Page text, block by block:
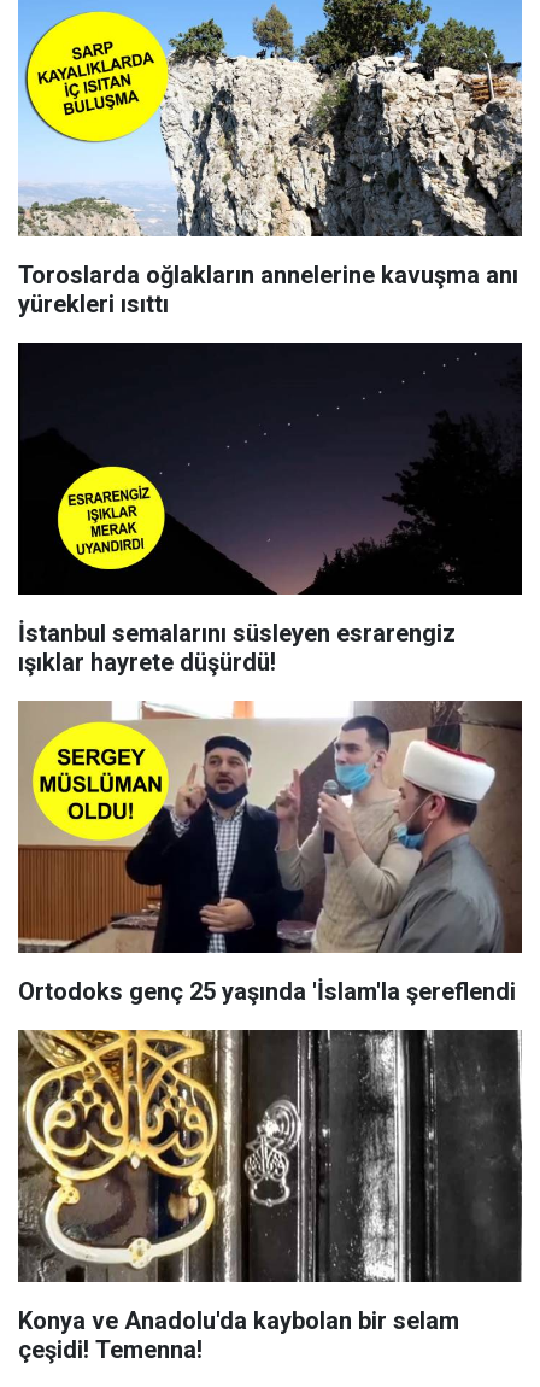
Toroslarda oğlakların annelerine kavuşma anı
yürekleri ısıttı
İstanbul semalarını süsleyen esrarengiz
ışıklar hayrete düşürdü!
Ortodoks genç 25 yaşında 'İslam'la şereflendi
Konya ve Anadolu'da kaybolan bir selam
çeşidi! Temenna!